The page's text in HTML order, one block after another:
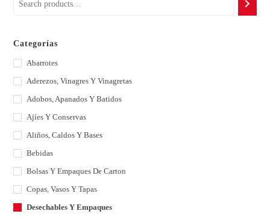
Categorías
Abarrotes
Aderezos, Vinagres Y Vinagretas
Adobos, Apanados Y Batidos
Ajíes Y Conservas
Aliños, Caldos Y Bases
Bebidas
Bolsas Y Empaques De Carton
Copas, Vasos Y Tapas
Desechables Y Empaques